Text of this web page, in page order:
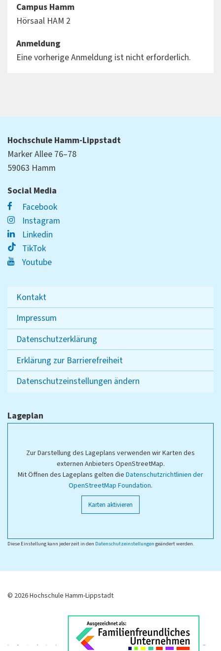
Campus Hamm
Hörsaal HAM 2
Anmeldung
Eine vorherige Anmeldung ist nicht erforderlich.
Hochschule Hamm-Lippstadt
Marker Allee 76–78
59063 Hamm
Social Media
Facebook
Instagram
Linkedin
TikTok
Youtube
Kontakt
Impressum
Datenschutzerklärung
Erklärung zur Barrierefreiheit
Datenschutzeinstellungen ändern
Lageplan
Zur Darstellung des Lageplans verwenden wir Karten des
externen Anbieters OpenStreetMap.
Mit Öffnen des Lageplans gelten die Datenschutzrichtlinien der
OpenStreetMap Foundation.
Karten aktivieren
Diese Einstellung kann jederzeit in den Datenschutzeinstellungen geändert werden.
© 2026 Hochschule Hamm-Lippstadt